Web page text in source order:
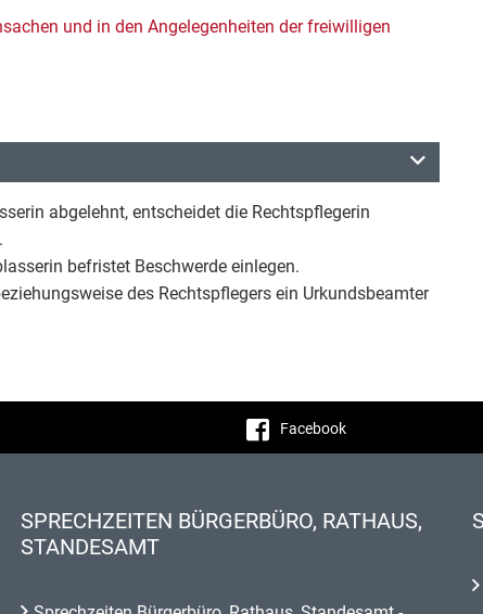
und in den Angelegenheiten der freiwilligen
abgelehnt, entscheidet die Rechtspflegerin
befristet Beschwerde einlegen.
des Rechtspflegers ein Urkundsbeamter
Facebook
SPRECHZEITEN BÜRGERBÜRO, RATHAUS,
STANDESAMT